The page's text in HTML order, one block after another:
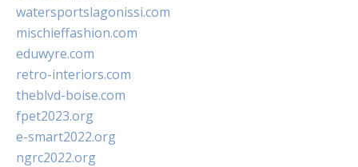
watersportslagonissi.com
mischieffashion.com
eduwyre.com
retro-interiors.com
theblvd-boise.com
fpet2023.org
e-smart2022.org
ngrc2022.org